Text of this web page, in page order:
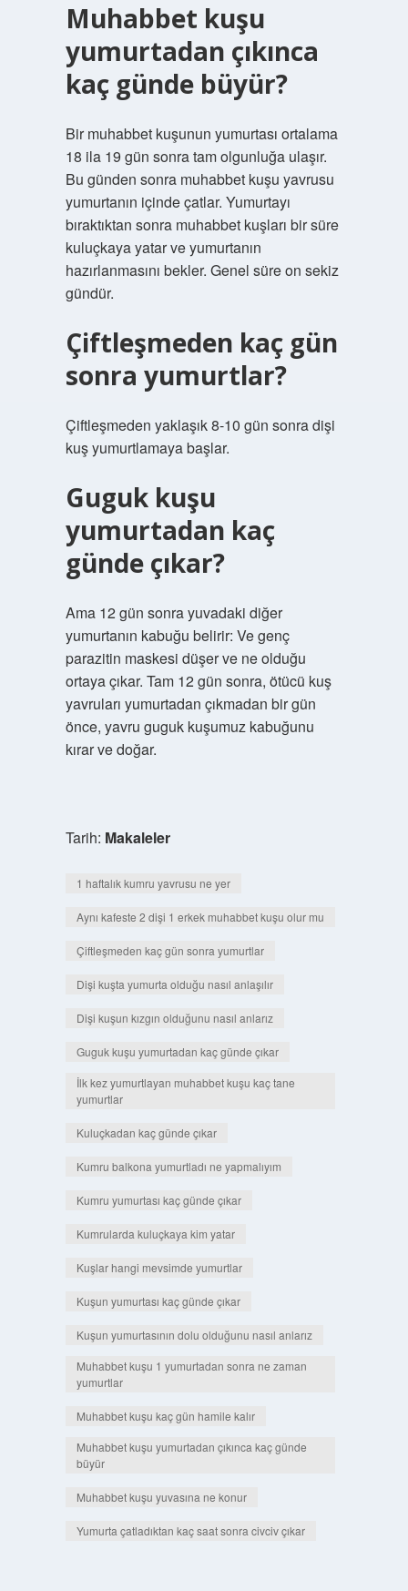
Muhabbet kuşu
yumurtadan çıkınca
kaç günde büyür?
Bir muhabbet kuşunun yumurtası ortalama
18 ila 19 gün sonra tam olgunluğa ulaşır.
Bu günden sonra muhabbet kuşu yavrusu
yumurtanın içinde çatlar. Yumurtayı
bıraktıktan sonra muhabbet kuşları bir süre
kuluçkaya yatar ve yumurtanın
hazırlanmasını bekler. Genel süre on sekiz
gündür.
Çiftleşmeden kaç gün
sonra yumurtlar?
Çiftleşmeden yaklaşık 8-10 gün sonra dişi
kuş yumurtlamaya başlar.
Guguk kuşu
yumurtadan kaç
günde çıkar?
Ama 12 gün sonra yuvadaki diğer
yumurtanın kabuğu belirir: Ve genç
parazitin maskesi düşer ve ne olduğu
ortaya çıkar. Tam 12 gün sonra, ötücü kuş
yavruları yumurtadan çıkmadan bir gün
önce, yavru guguk kuşumuz kabuğunu
kırar ve doğar.
Tarih: Makaleler
1 haftalık kumru yavrusu ne yer
Aynı kafeste 2 dişi 1 erkek muhabbet kuşu olur mu
Çiftleşmeden kaç gün sonra yumurtlar
Dişi kuşta yumurta olduğu nasıl anlaşılır
Dişi kuşun kızgın olduğunu nasıl anlarız
Guguk kuşu yumurtadan kaç günde çıkar
İlk kez yumurtlayan muhabbet kuşu kaç tane
yumurtlar
Kuluçkadan kaç günde çıkar
Kumru balkona yumurtladı ne yapmalıyım
Kumru yumurtası kaç günde çıkar
Kumrularda kuluçkaya kim yatar
Kuşlar hangi mevsimde yumurtlar
Kuşun yumurtası kaç günde çıkar
Kuşun yumurtasının dolu olduğunu nasıl anlarız
Muhabbet kuşu 1 yumurtadan sonra ne zaman
yumurtlar
Muhabbet kuşu kaç gün hamile kalır
Muhabbet kuşu yumurtadan çıkınca kaç günde
büyür
Muhabbet kuşu yuvasına ne konur
Yumurta çatladıktan kaç saat sonra civciv çıkar